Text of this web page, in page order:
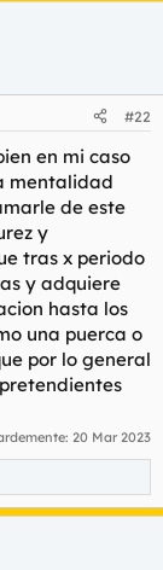
#22
en mi caso
mentalidad
de este
y
tras x periodo
y adquiere
hasta los
una puerca o
por lo general
20 Mar 2023